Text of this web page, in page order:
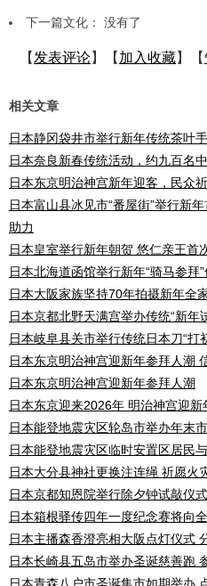
下一篇文化： 没有了
【 发表评论】【 加入收藏】【
相关文章
日本静冈袋井市举行新年传统茶叶
日本奈良新春传统活动，约九百名
日本东京明治神宫新年迎客，民众
日本富山县冰见市“番屋街”举行新
助力
日本皇室举行新年朝贺 悠仁亲王首
日本北海道函馆举行新年“骑马参拜
日本大阪家族坚持70年拍摄新年全
日本京都北野天满宫举办传统“新年
日本岐阜县关市举行传统日本刀“打
日本东京明治神宫迎新年参拜人潮
日本东京明治神宫迎新年参拜人潮
日本东京迎来2026年 明治神宫迎新
日本能登地震灾区轮岛市举办年末
日本能登地震灾区临时安置区居民
日本大分县神社更换注连绳 祈愿火
日本京都知恩院举行除夕钟试敲仪式
日本箱根驿传四年一度纪念赛将向
日本主播森香澄亮相大阪点灯仪式
日本长崎县五岛市举办圣诞慈善跑
日本青森八户市圣诞集市如期举办